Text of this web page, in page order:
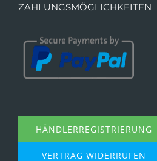
ZAHLUNGSMÖGLICHKEITEN
HÄNDLERREGISTRIERUNG
VERTRAG WIDERRUFEN